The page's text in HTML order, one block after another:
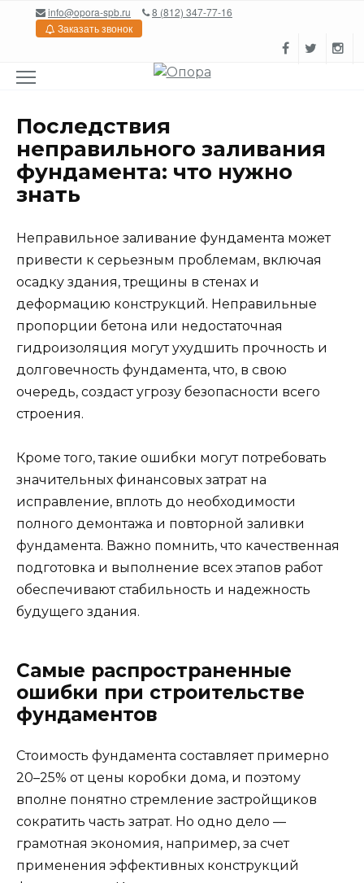
Перейтиinfo@opora-spb.ru
8 (812) 347-77-16
Заказать звонок
Последствия
неправильного заливания
фундамента: что нужно
знать
Неправильное заливание фундамента может
привести к серьезным проблемам, включая
осадку здания, трещины в стенах и
деформацию конструкций. Неправильные
пропорции бетона или недостаточная
гидроизоляция могут ухудшить прочность и
долговечность фундамента, что, в свою
очередь, создаст угрозу безопасности всего
строения.
Кроме того, такие ошибки могут потребовать
значительных финансовых затрат на
исправление, вплоть до необходимости
полного демонтажа и повторной заливки
фундамента. Важно помнить, что качественная
подготовка и выполнение всех этапов работ
обеспечивают стабильность и надежность
будущего здания.
Самые распространенные
ошибки при строительстве
фундаментов
Стоимость фундамента составляет примерно
20–25% от цены коробки дома, и поэтому
вполне понятно стремление застройщиков
сократить часть затрат. Но одно дело —
грамотная экономия, например, за счет
применения эффективных конструкций